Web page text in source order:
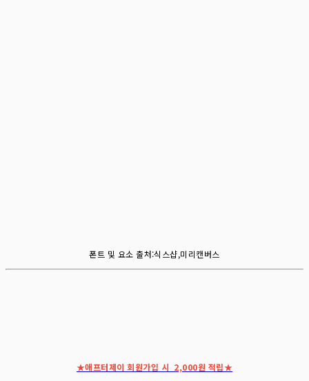
폰트 및 요소 출처:식스샵,미리캔버스
★애프터제이 회원가입 시 2,000원 적립★